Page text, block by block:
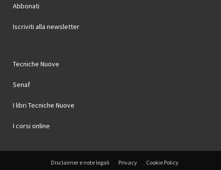
Abbonati
Iscriviti alla newsletter
Tecniche Nuove
Senaf
I libri Tecniche Nuove
I corsi online
Disclaimer e note legali Privacy Cookie Policy